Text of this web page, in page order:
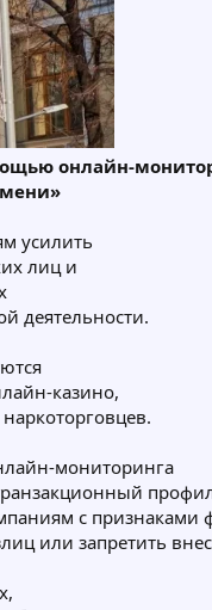
онлайн-
усилить
лиц и
деятельности.
казино,
мониторинга
с признаками
или запретить